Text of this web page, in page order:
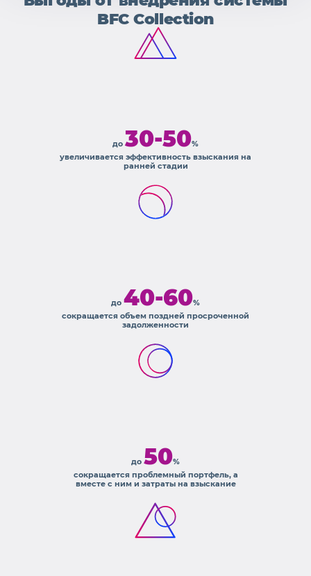
BFC Collection
до 30-50%
увеличивается эффективность взыскания на
ранней стадии
до 40-60%
сокращается объем поздней просроченной
задолженности
до 50%
сокращается проблемный портфель, а
вместе с ним и затраты на взыскание